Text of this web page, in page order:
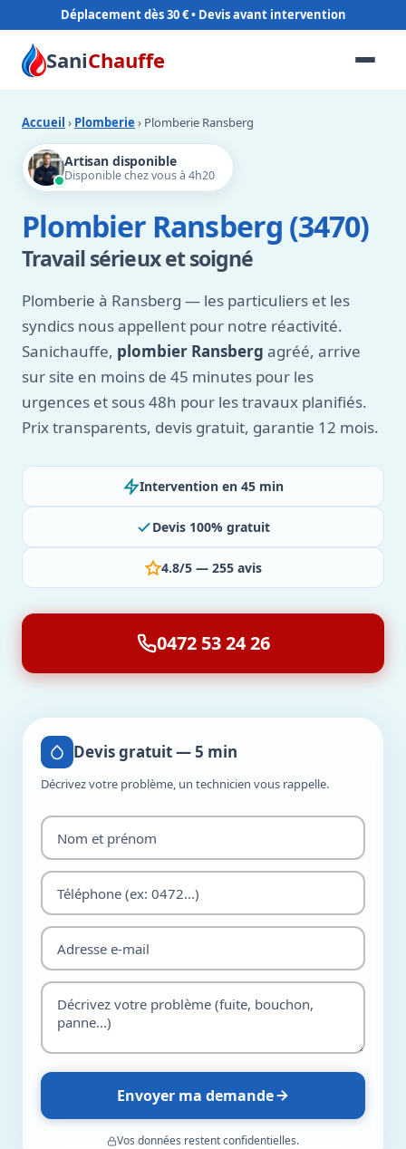
Déplacement dès 30 €
SaniChauffe
Accueil › Plomberie › Plomberie Ransberg
Artisan disponible
Disponible chez vous à 4h20
Plombier Ransberg (3470)
Travail sérieux et soigné
Plomberie à Ransberg — les particuliers et les
syndics nous appellent pour notre réactivité.
Sanichauffe, plombier Ransberg agréé, arrive
sur site en moins de 45 minutes pour les
urgences et sous 48h pour les travaux planifiés.
Prix transparents, devis gratuit, garantie 12 mois.
Intervention en 45 min
Devis 100% gratuit
4.8/5 — 255 avis
0472 53 24 26
Devis gratuit — 5 min
Décrivez votre problème, un technicien vous rappelle.
Envoyer ma demande
Vos données restent confidentielles.